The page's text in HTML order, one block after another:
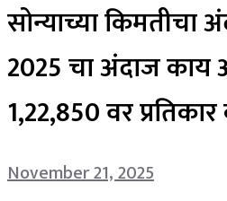
सोन्याच्या किमतीचा
2025 चा अंदाज काय
1,22,850 वर प्रतिकार
November 21, 2025